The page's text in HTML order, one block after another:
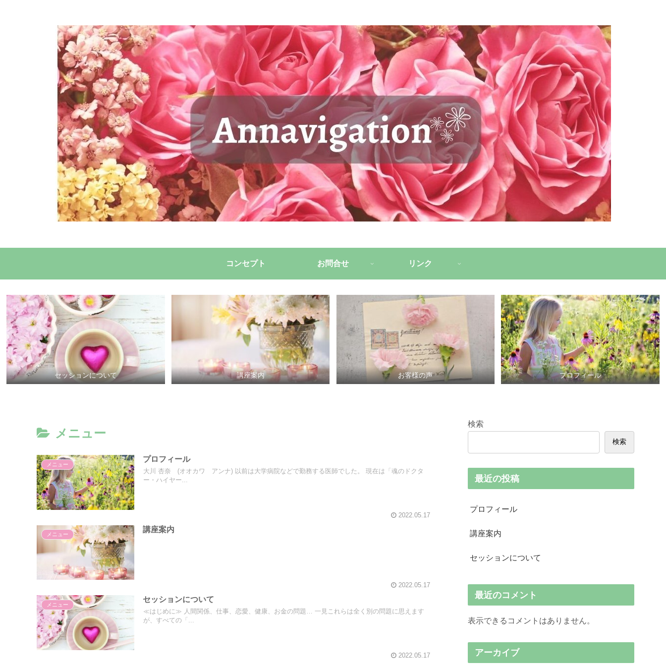
コンセプト お問合せ リンク
セッションについて 講座案内 お客様の声 プロフィール
メニュー
メニュー
プロフィール
大川 杏奈 (オオカワ アンナ) 以前は大学病院などで勤務する医師でした。 現在は「魂のドクタ
ー・ハイヤー...
2022.05.17
メニュー
講座案内
2022.05.17
メニュー
セッションについて
≪はじめに≫ 人間関係、仕事、恋愛、健康、お金の問題… 一見これらは全く別の問題に思えます
が、すべての「...
2022.05.17
検索
検索
最近の投稿
プロフィール
講座案内
セッションについて
最近のコメント
表示できるコメントはありません。
アーカイブ